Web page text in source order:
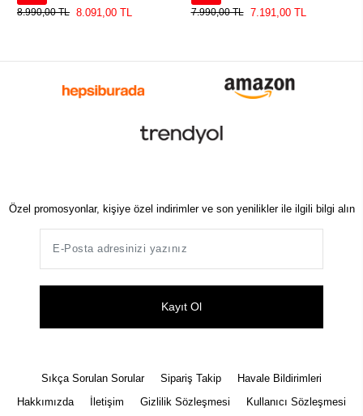
8.990,00 TL 8.091,00 TL
7.990,00 TL
7.191,00 TL
Özel promosyonlar, kişiye özel indirimler ve son yenilikler ile ilgili bilgi alın
Kayıt Ol
Sıkça Sorulan Sorular Sipariş Takip
Havale Bildirimleri
Hakkımızda
İletişim Gizlilik Sözleşmesi Kullanıcı Sözleşmesi